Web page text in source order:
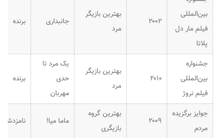
بین‌المللی
فیلم مار دل
پلاتا
۲۰۰۲
بهترین بازیگر
مرد
جانبداری برنده
جشنواره
بین‌المللی
فیلم نروژ
۲۰۱۰
بهترین بازیگر
مرد
یک مرد تا
حدی
مهربان
برنده
جوایز برگزیده
مردم
۲۰۰۹
بهترین گروه
بازیگری
ماما میا! نامزدشده